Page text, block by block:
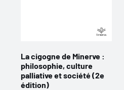
La cigogne de Minerve :
philosophie, culture
palliative et société (2e
édition)